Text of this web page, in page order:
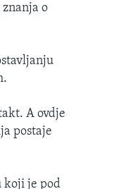
o
A ovdje
postaje
koji je pod